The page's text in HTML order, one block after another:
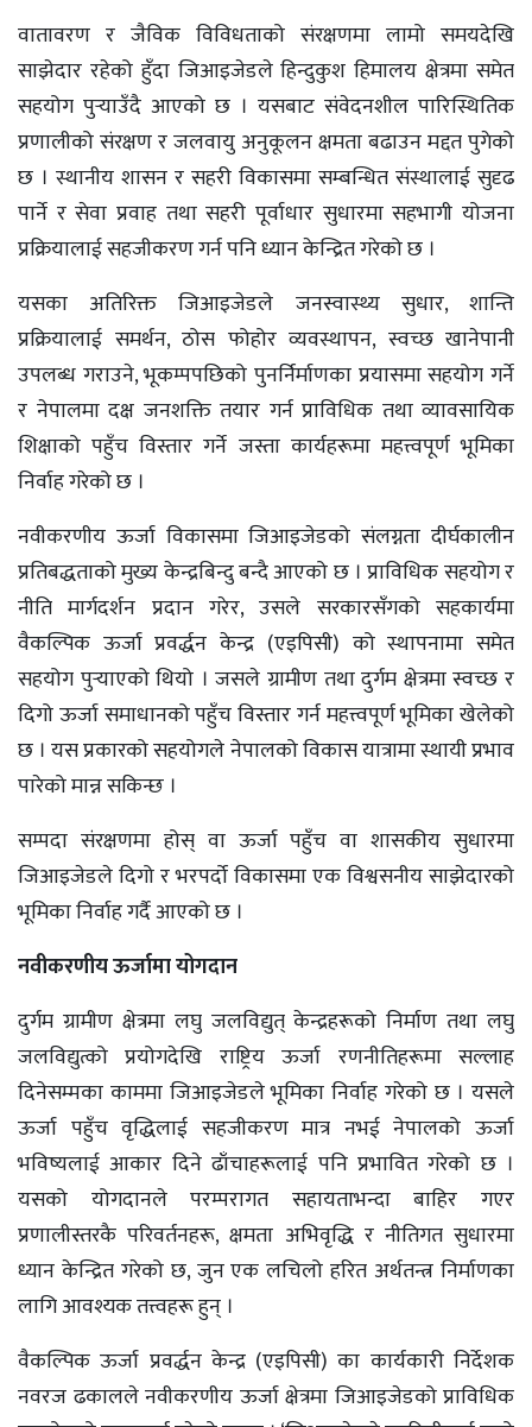
वातावरण र जैविक विविधताको संरक्षणमा लामो समयदेखि
साझेदार रहेको हुँदा जिआइजेडले हिन्दुकुश हिमालय क्षेत्रमा समेत
सहयोग पुर्‍याउँदै आएको छ । यसबाट संवेदनशील पारिस्थितिक
प्रणालीको संरक्षण र जलवायु अनुकूलन क्षमता बढाउन मद्दत पुगेको
छ । स्थानीय शासन र सहरी विकासमा सम्बन्धित संस्थालाई सुदृढ
पार्ने र सेवा प्रवाह तथा सहरी पूर्वाधार सुधारमा सहभागी योजना
प्रक्रियालाई सहजीकरण गर्न पनि ध्यान केन्द्रित गरेको छ ।
यसका अतिरिक्त जिआइजेडले जनस्वास्थ्य सुधार, शान्ति
प्रक्रियालाई समर्थन, ठोस फोहोर व्यवस्थापन, स्वच्छ खानेपानी
उपलब्ध गराउने, भूकम्पपछिको पुनर्निर्माणका प्रयासमा सहयोग गर्ने
र नेपालमा दक्ष जनशक्ति तयार गर्न प्राविधिक तथा व्यावसायिक
शिक्षाको पहुँच विस्तार गर्ने जस्ता कार्यहरूमा महत्त्वपूर्ण भूमिका
निर्वाह गरेको छ ।
नवीकरणीय ऊर्जा विकासमा जिआइजेडको संलग्नता दीर्घकालीन
प्रतिबद्धताको मुख्य केन्द्रबिन्दु बन्दै आएको छ । प्राविधिक सहयोग र
नीति मार्गदर्शन प्रदान गरेर, उसले सरकारसँगको सहकार्यमा
वैकल्पिक ऊर्जा प्रवर्द्धन केन्द्र (एइपिसी) को स्थापनामा समेत
सहयोग पुर्‍याएको थियो । जसले ग्रामीण तथा दुर्गम क्षेत्रमा स्वच्छ र
दिगो ऊर्जा समाधानको पहुँच विस्तार गर्न महत्त्वपूर्ण भूमिका खेलेको
छ । यस प्रकारको सहयोगले नेपालको विकास यात्रामा स्थायी प्रभाव
पारेको मान्न सकिन्छ ।
सम्पदा संरक्षणमा होस् वा ऊर्जा पहुँच वा शासकीय सुधारमा
जिआइजेडले दिगो र भरपर्दो विकासमा एक विश्वसनीय साझेदारको
भूमिका निर्वाह गर्दै आएको छ ।
नवीकरणीय ऊर्जामा योगदान
दुर्गम ग्रामीण क्षेत्रमा लघु जलविद्युत् केन्द्रहरूको निर्माण तथा लघु
जलविद्युत्को प्रयोगदेखि राष्ट्रिय ऊर्जा रणनीतिहरूमा सल्लाह
दिनेसम्मका काममा जिआइजेडले भूमिका निर्वाह गरेको छ । यसले
ऊर्जा पहुँच वृद्धिलाई सहजीकरण मात्र नभई नेपालको ऊर्जा
भविष्यलाई आकार दिने ढाँचाहरूलाई पनि प्रभावित गरेको छ ।
यसको योगदानले परम्परागत सहायताभन्दा बाहिर गएर
प्रणालीस्तरकै परिवर्तनहरू, क्षमता अभिवृद्धि र नीतिगत सुधारमा
ध्यान केन्द्रित गरेको छ, जुन एक लचिलो हरित अर्थतन्त्र निर्माणका
लागि आवश्यक तत्त्वहरू हुन् ।
वैकल्पिक ऊर्जा प्रवर्द्धन केन्द्र (एइपिसी) का कार्यकारी निर्देशक
नवरज ढकालले नवीकरणीय ऊर्जा क्षेत्रमा जिआइजेडको प्राविधिक